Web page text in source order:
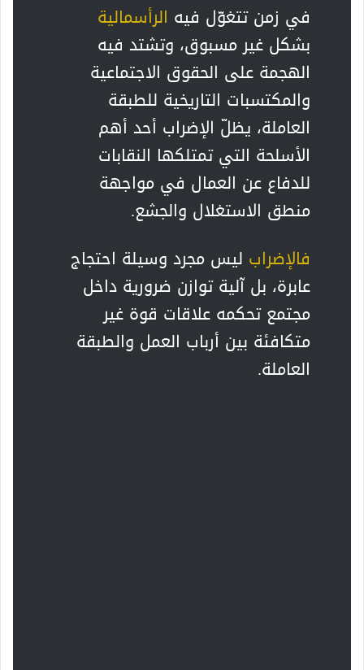
في زمن تتغوّل فيه الرأسمالية
بشكل غير مسبوق، وتشتد فيه
الهجمة على الحقوق الاجتماعية
والمكتسبات التاريخية للطبقة
العاملة، يظلّ الإضراب أحد أهم
الأسلحة التي تمتلكها النقابات
للدفاع عن العمال في مواجهة
منطق الاستغلال والجشع.
فالإضراب ليس مجرد وسيلة احتجاج
عابرة، بل آلية توازن ضرورية داخل
مجتمع تحكمه علاقات قوة غير
متكافئة بين أرباب العمل والطبقة
العاملة.